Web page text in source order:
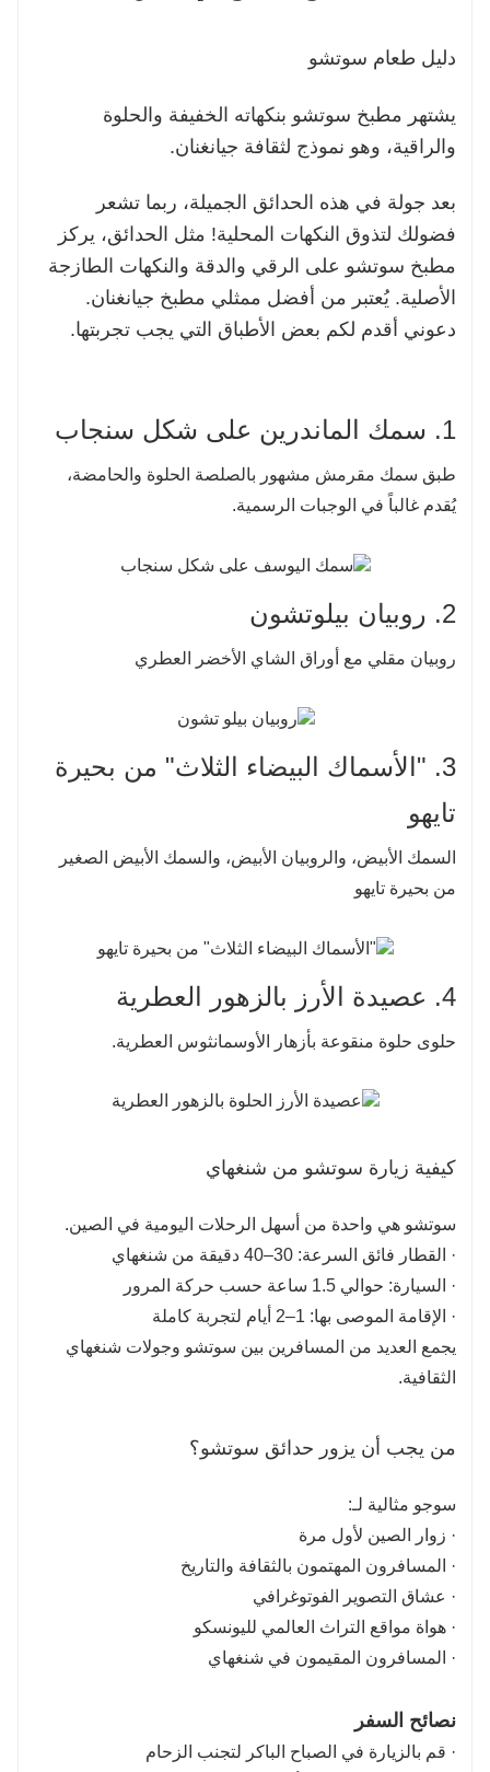
دليل طعام سوتشو
يشتهر مطبخ سوتشو بنكهاته الخفيفة والحلوة
والراقية، وهو نموذج لثقافة جيانغنان.
بعد جولة في هذه الحدائق الجميلة، ربما تشعر
فضولك لتذوق النكهات المحلية! مثل الحدائق، يركز
مطبخ سوتشو على الرقي والدقة والنكهات الطازجة
الأصلية. يُعتبر من أفضل ممثلي مطبخ جيانغنان.
دعوني أقدم لكم بعض الأطباق التي يجب تجربتها.
1. سمك الماندرين على شكل سنجاب
طبق سمك مقرمش مشهور بالصلصة الحلوة والحامضة،
يُقدم غالباً في الوجبات الرسمية.
2. روبيان بيلوتشون
روبيان مقلي مع أوراق الشاي الأخضر العطري
3. "الأسماك البيضاء الثلاث" من بحيرة
تايهو
السمك الأبيض، والروبيان الأبيض، والسمك الأبيض الصغير
من بحيرة تايهو
4. عصيدة الأرز بالزهور العطرية
حلوى حلوة منقوعة بأزهار الأوسمانثوس العطرية.
كيفية زيارة سوتشو من شنغهاي
سوتشو هي واحدة من أسهل الرحلات اليومية في الصين.
· القطار فائق السرعة: 30–40 دقيقة من شنغهاي
· السيارة: حوالي 1.5 ساعة حسب حركة المرور
· الإقامة الموصى بها: 1–2 أيام لتجربة كاملة
يجمع العديد من المسافرين بين سوتشو وجولات شنغهاي
الثقافية.
من يجب أن يزور حدائق سوتشو؟
سوجو مثالية لـ:
· زوار الصين لأول مرة
· المسافرون المهتمون بالثقافة والتاريخ
· عشاق التصوير الفوتوغرافي
· هواة مواقع التراث العالمي لليونسكو
· المسافرون المقيمون في شنغهاي
نصائح السفر
· قم بالزيارة في الصباح الباكر لتجنب الزحام